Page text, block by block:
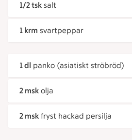
1/2 tsk salt
1 krm svartpeppar
1 dl panko (asiatiskt ströbröd)
2 msk olja
2 msk fryst hackad persilja